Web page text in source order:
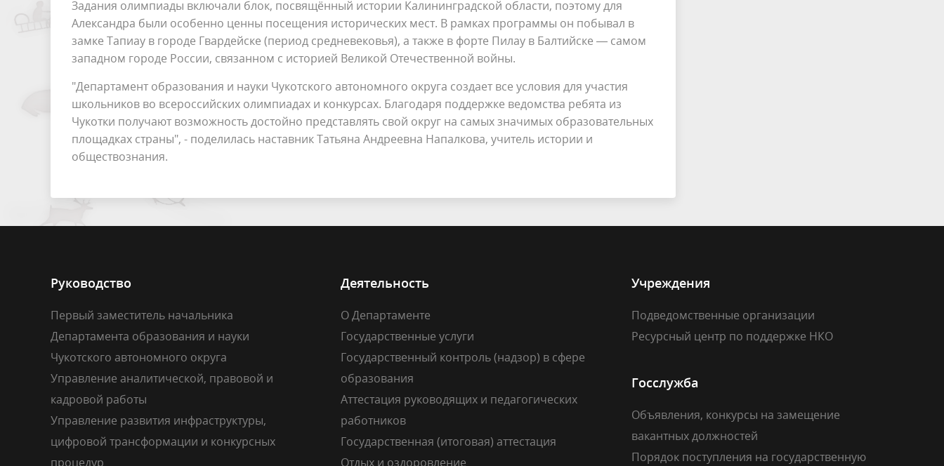
Задания олимпиады включали блок, посвящённый истории Калининградской области, поэтому для
Александра были особенно ценны посещения исторических мест. В рамках программы он побывал в
замке Тапиау в городе Гвардейске (период средневековья), а также в форте Пилау в Балтийске — самом
западном городе России, связанном с историей Великой Отечественной войны.
"Департамент образования и науки Чукотского автономного округа создает все условия для участия
школьников во всероссийских олимпиадах и конкурсах. Благодаря поддержке ведомства ребята из
Чукотки получают возможность достойно представлять свой округ на самых значимых образовательных
площадках страны", - поделилась наставник Татьяна Андреевна Напалкова, учитель истории и
обществознания.
Руководство
Первый заместитель начальника
Департамента образования и науки
Чукотского автономного округа
Управление аналитической, правовой и
кадровой работы
Управление развития инфраструктуры,
цифровой трансформации и конкурсных
процедур
Деятельность
О Департаменте
Государственные услуги
Государственный контроль (надзор) в сфере
образования
Аттестация руководящих и педагогических
работников
Государственная (итоговая) аттестация
Отдых и оздоровление
Учреждения
Подведомственные организации
Ресурсный центр по поддержке НКО
Госслужба
Объявления, конкурсы на замещение
вакантных должностей
Порядок поступления на государственную